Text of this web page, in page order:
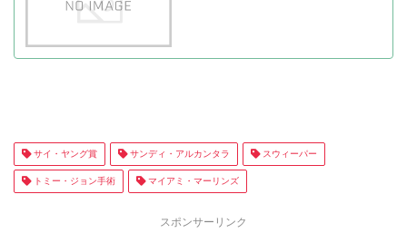
サイ・ヤング賞 サンディ・アルカンタラ スウィーパー
トミー・ジョン手術 マイアミ・マーリンズ
スポンサーリンク